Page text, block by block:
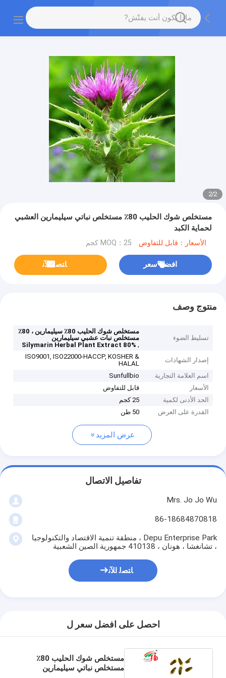
2
/
2
مستخلص شوك الحليب 80٪ مستخلص نباتي سيليمارين العشبي
لحماية الكبد
الأسعار：قابل للتفاوض MOQ：25 كجم
افضل سعر ﺎﺘﺼﻟ ﺍﻶﻧ
منتوج وصف
تسليط الضوء
مستخلص شوك الحليب 80٪ سيليمارين ، 80٪
مستخلص نبات عشبي سيليمارين
,
80% Silymarin Herbal Plant Extract
إصدار الشهادات
ISO9001, ISO22000-HACCP, KOSHER &
HALAL
اسم العلامة التجارية
Sunfullbio
الأسعار
قابل للتفاوض
الحد الأدنى لكمية
25 كجم
القدرة على العرض
50 طن
عرض المزيد
تفاصيل الاتصال
Mrs. Jo Jo Wu
86-18684870818
Depu Enterprise Park ، منطقة تنمية الاقتصاد والتكنولوجيا
، تشانغشا ، هونان ، 410138 جمهورية الصين الشعبية
ﺎﺘﺼﻟ ﺍﻶﻧ
احصل على افضل سعر ل
مستخلص شوك الحليب 80٪
مستخلص نباتي سيليمارين